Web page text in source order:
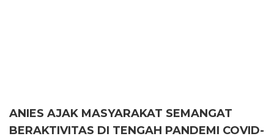
ANIES AJAK MASYARAKAT SEMANGAT
BERAKTIVITAS DI TENGAH PANDEMI COVID-